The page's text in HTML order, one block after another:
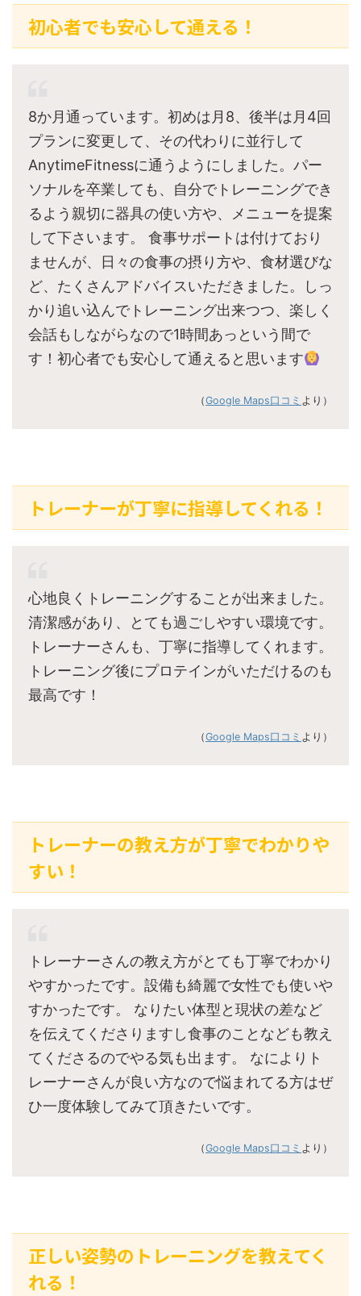
初心者でも安心して通える！
8か月通っています。初めは月8、後半は月4回
プランに変更して、その代わりに並行して
AnytimeFitnessに通うようにしました。パー
ソナルを卒業しても、自分でトレーニングでき
るよう親切に器具の使い方や、メニューを提案
して下さいます。 食事サポートは付けており
ませんが、日々の食事の摂り方や、食材選びな
ど、たくさんアドバイスいただきました。しっ
かり追い込んでトレーニング出来つつ、楽しく
会話もしながらなので1時間あっという間で
す！初心者でも安心して通えると思います
（Google Maps口コミ より）
トレーナーが丁寧に指導してくれる！
心地良くトレーニングすることが出来ました。
清潔感があり、とても過ごしやすい環境です。
トレーナーさんも、丁寧に指導してくれます。
トレーニング後にプロテインがいただけるのも
最高です！
（Google Maps口コミ より）
トレーナーの教え方が丁寧でわかりや
すい！
トレーナーさんの教え方がとても丁寧でわかり
やすかったです。設備も綺麗で女性でも使いや
すかったです。 なりたい体型と現状の差など
を伝えてくださりますし食事のことなども教え
てくださるのでやる気も出ます。 なによりト
レーナーさんが良い方なので悩まれてる方はぜ
ひ一度体験してみて頂きたいです。
（Google Maps口コミ より）
正しい姿勢のトレーニングを教えてく
れる！